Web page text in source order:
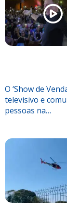
O ‘Show de
televisivo e
pessoas na…